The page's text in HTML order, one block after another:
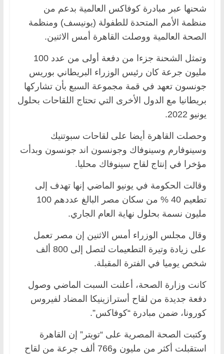
شحنها عبر مبادرة كوفاكس العالمية بدعم من
منظمة الأمم المتحدة للطفولة (يونيسف) ومنظمة
الصحة العالمية ووصلت القاهرة أمس الاثنين.
وتمثل الشحنة جزءا من دفعة أولى من عدد 100
مليون جرعة كان رئيس الوزراء البريطاني بوريس
جونسون تعهد في قمة مجموعة السبع بأن تشاركها
بريطانيا مع الدول الأخرى التي تحتاج اللقاحات بحلول
يونيو 2022.
وحصلت القاهرة أيضا على لقاحات سبوتنيك
وسينوفارم وسينوفاك وجونسون اند جونسون وبدأت
مؤخرا في إنتاج لقاح سينوفاك محليا.
وقالت الحكومة في يونيو الماضي إنها تهدف إلى
تطعيم 40 % من سكان مصر البالغ عددهم 100
مليون نسمة بحلول نهاية العام الجاري.
وقال مجلس الوزراء أمس الاثنين إن مصر تعمل
على زيادة وتيرة التطعيمات لتصل إلى 800 ألف
شخص يوميا في الفترة المقبلة.
كانت وزارة الصحة، أعلنت السبت الماضي وصول
دفعة جديدة من لقاح أسترازينيكا المضاد لفيروس
كورونا، ضمن مبادرة “كوفاكس”.
وكتبت الصحة المصرية على “تويتر” إن القاهرة
استقبلت أكثر من مليون و766 ألف جرعة من لقاح